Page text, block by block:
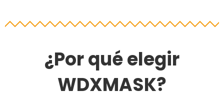
¿Por qué elegir
WDXMASK?